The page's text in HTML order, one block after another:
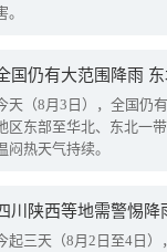
。
国仍有大范围降雨
天（8月3日），全国仍
区东部至华北、东北一
闷热天气持续。
起三天（8月2日至4日